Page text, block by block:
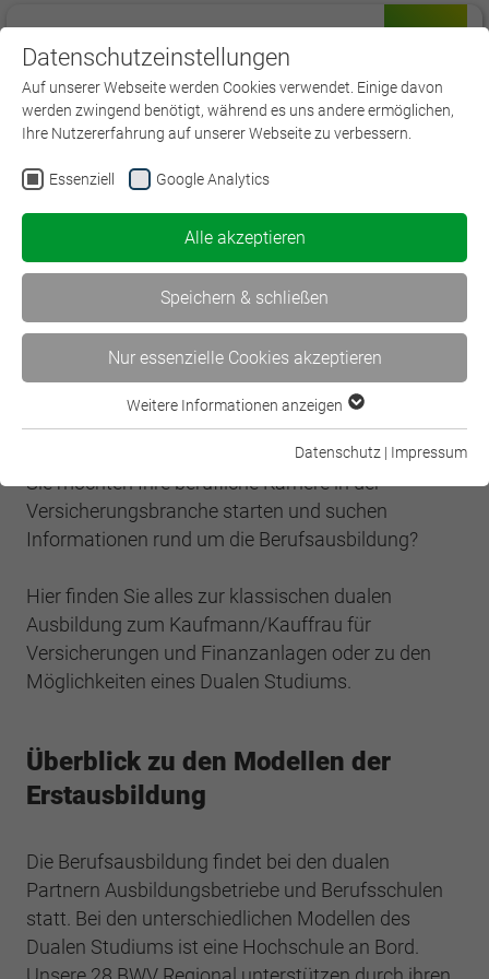
Erstausbildung
Sie möchten Ihre berufliche Karriere in der
Versicherungsbranche starten und suchen
Informationen rund um die Berufsausbildung?
Hier finden Sie alles zur klassischen dualen
Ausbildung zum Kaufmann/Kauffrau für
Versicherungen und Finanzanlagen oder zu den
Möglichkeiten eines Dualen Studiums.
Überblick zu den Modellen der
Erstausbildung
Die Berufsausbildung findet bei den dualen
Partnern Ausbildungsbetriebe und Berufsschulen
statt. Bei den unterschiedlichen Modellen des
Dualen Studiums ist eine Hochschule an Bord.
Datenschutzeinstellungen
Auf unserer Webseite werden Cookies verwendet. Einige davon
werden zwingend benötigt, während es uns andere ermöglichen,
Ihre Nutzererfahrung auf unserer Webseite zu verbessern.
Essenziell Google Analytics
Alle akzeptieren
Speichern & schließen
Nur essenzielle Cookies akzeptieren
Essenzielle Cookies werden für grundlegende Funktionen der
Webseite einwandfrei funktioniert.
Name cookie_optin
Anbieter BWV Verband
Dieses Cookie wird verwendet, um Ihre
Name SgCookieOptin.lastPreferences
Anbieter BWV Verband
Laufzeit 1 Jahr
Dieser Wert speichert Ihre Consent-
Cookie-Informationen anzeigen
Google Analytics
Name _ga
Anbieter
Laufzeit 2 Jahre
Registriert eine eindeutige ID, die verwendet
Name _ga_#
Anbieter Google Analytics
Cookie-Informationen anzeigen
Weitere Informationen anzeigen
Datenschutz | Impressum